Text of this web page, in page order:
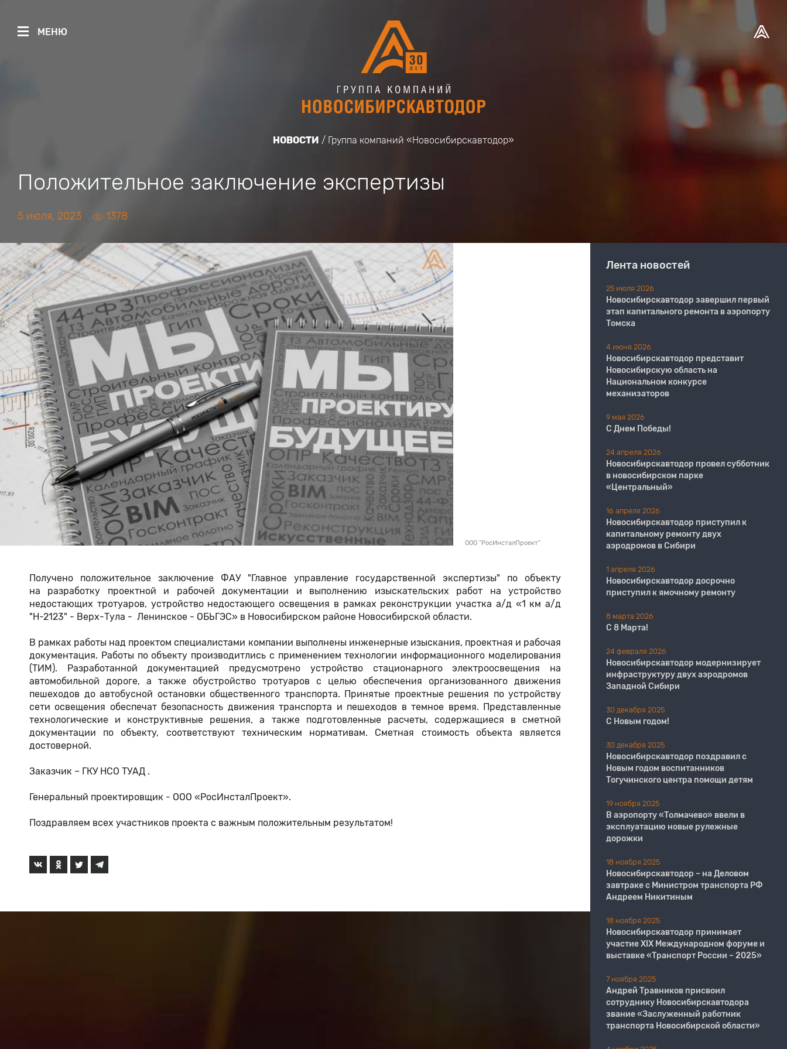
МЕНЮ
НОВОСТИ Группа компаний «Новосибирскавтодор»
Положительное заключение экспертизы
5 июля, 2023 1378
ООО "РосИнсталПроект"
Получено положительное заключение ФАУ "Главное управление государственной экспертизы" по объекту
на разработку проектной и рабочей документации и выполнению изыскательских работ на устройство
недостающих тротуаров, устройство недостающего освещения в рамках реконструкции участка а/д «1 км а/д
"Н-2123" - Верх-Тула - Ленинское - ОБЬГЭС» в Новосибирском районе Новосибирской области.
В рамках работы над проектом специалистами компании выполнены инженерные изыскания, проектная и рабочая
документация. Работы по объекту производитлись с применением технологии информационного моделирования
(ТИМ). Разработанной документацией предусмотрено устройство стационарного электроосвещения на
автомобильной дороге, а также обустройство тротуаров с целью обеспечения организованного движения
пешеходов до автобусной остановки общественного транспорта. Принятые проектные решения по устройству
сети освещения обеспечат безопасность движения транспорта и пешеходов в темное время. Представленные
технологические и конструктивные решения, а также подготовленные расчеты, содержащиеся в сметной
документации по объекту, соответствуют техническим нормативам. Сметная стоимость объекта является
достоверной.
Заказчик – ГКУ НСО ТУАД .
Генеральный проектировщик - ООО «РосИнсталПроект».
Поздравляем всех участников проекта с важным положительным результатом!
Лента новостей
25 июля 2026
Новосибирскавтодор завершил первый
этап капитального ремонта в аэропорту
Томска
4 июня 2026
Новосибирскавтодор представит
Новосибирскую область на
Национальном конкурсе
механизаторов
9 мая 2026
С Днем Победы!
24 апреля 2026
Новосибирскавтодор провел субботник
в новосибирском парке
«Центральный»
16 апреля 2026
Новосибирскавтодор приступил к
капитальному ремонту двух
аэродромов в Сибири
1 апреля 2026
Новосибирскавтодор досрочно
приступил к ямочному ремонту
8 марта 2026
С 8 Марта!
24 февраля 2026
Новосибирскавтодор модернизирует
инфраструктуру двух аэродромов
Западной Сибири
30 декабря 2025
С Новым годом!
30 декабря 2025
Новосибирскавтодор поздравил с
Новым годом воспитанников
Тогучинского центра помощи детям
19 ноября 2025
В аэропорту «Толмачево» ввели в
эксплуатацию новые рулежные
дорожки
18 ноября 2025
Новосибирскавтодор – на Деловом
завтраке с Министром транспорта РФ
Андреем Никитиным
18 ноября 2025
Новосибирскавтодор принимает
участие XIX Международном форуме и
выставке «Транспорт России – 2025»
7 ноября 2025
Андрей Травников присвоил
сотруднику Новосибирскавтодора
звание «Заслуженный работник
транспорта Новосибирской области»